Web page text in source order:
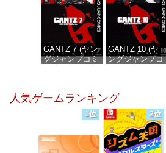
価格：¥100
GANTZ 7 (ヤン
グジャンプコミ
GANTZ 10 (ヤ
ングジャンプコ
人気ゲームランキング
1位 2位